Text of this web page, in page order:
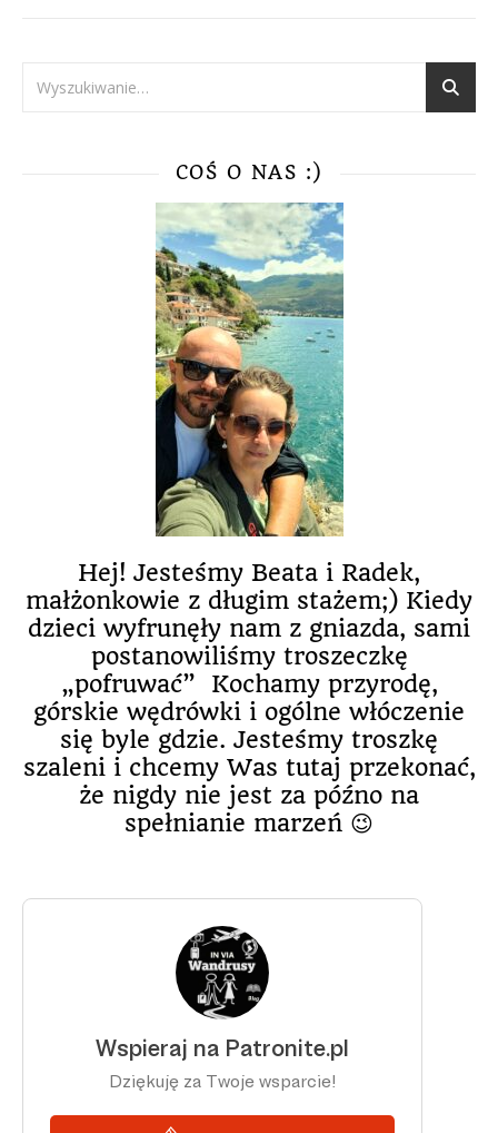
COŚ O NAS :)
Hej! Jesteśmy Beata i Radek,
małżonkowie z długim stażem;) Kiedy
dzieci wyfrunęły nam z gniazda, sami
postanowiliśmy troszeczkę
„pofruwać” Kochamy przyrodę,
górskie wędrówki i ogólne włóczenie
się byle gdzie. Jesteśmy troszkę
szaleni i chcemy Was tutaj przekonać,
że nigdy nie jest za późno na
spełnianie marzeń 😉